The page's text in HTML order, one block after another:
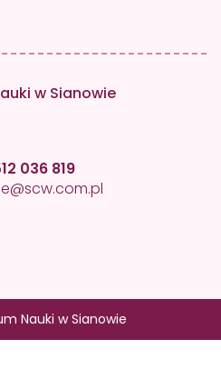
w Sianowie
036 819
Nauki w Sianowie